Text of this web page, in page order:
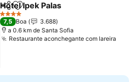
PartilharAdicionar aos favoritos
Hotel Ipek Palas
4 Estrelas
7,5 Boa
3.688
a 0.6 km de Santa Sofia
Restaurante aconchegante com lareira